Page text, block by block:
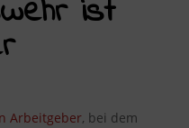
ist
Arbeitgeber, bei dem